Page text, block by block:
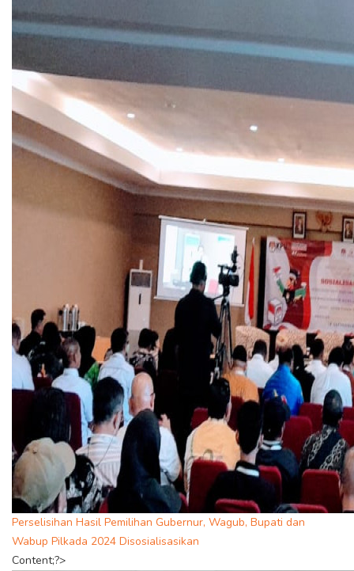
Perselisihan Hasil Pemilihan Gubernur, Wagub, Bupati dan
Wabup Pilkada 2024 Disosialisasikan
Content;?>